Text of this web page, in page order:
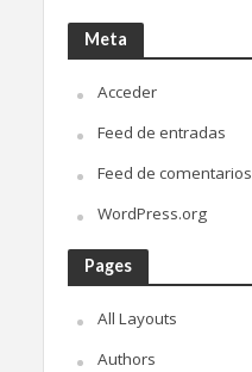
Meta
Acceder
Feed de entradas
Feed de comentarios
WordPress.org
Pages
All Layouts
Authors